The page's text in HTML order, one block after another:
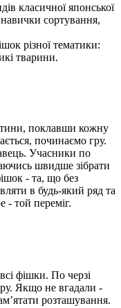
класичної японської
навички сортування,
різної тематики:
тварини.
поклавши кожну
починаємо гру.
Учасники по
швидше зібрати
- та, що без
в будь-який ряд та
- той переміг.
фішки. По черзі
Якщо не вгадали -
розташування.